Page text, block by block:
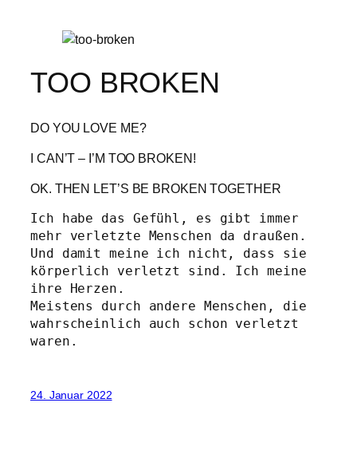
TOO BROKEN
DO YOU LOVE ME?
I CAN’T – I’M TOO BROKEN!
OK. THEN LET’S BE BROKEN TOGETHER
Ich habe das Gefühl, es gibt immer
mehr verletzte Menschen da draußen.
Und damit meine ich nicht, dass sie
körperlich verletzt sind. Ich meine
ihre Herzen.
Meistens durch andere Menschen, die
wahrscheinlich auch schon verletzt
24. Januar 2022